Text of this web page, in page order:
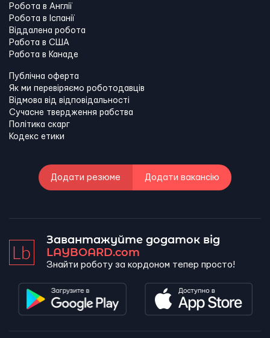
Робота в Англії
Робота в Іспанії
Віддалена робота
Работа в США
Работа в Канадe
Публічна оферта
Як ми перевіряємо роботодавців
Відмова від відповідальності
Сучасне твердження рабства
Політика скарг
Кодекс етики
Додати резюме Додати вакансію
Завантажуйте додаток від
LAYBOARD.com
Знайти роботу за кордоном тепер просто!